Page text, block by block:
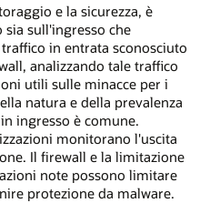
e la sicurezza, è
sull'ingresso che
in entrata sconosciuto
analizzando tale traffico
utili sulle minacce per i
natura e della prevalenza
ingresso è comune.
monitorano l'uscita
Il firewall e la limitazione
note possono limitare
protezione da malware.